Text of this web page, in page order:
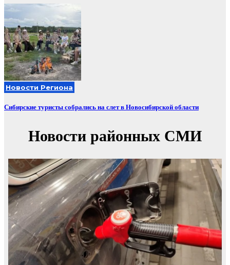
Новости Региона
Сибирские туристы собрались на слет в Новосибирской области